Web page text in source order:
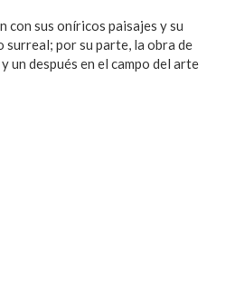
sus oníricos paisajes y su
por su parte, la obra de
un después en el campo del arte